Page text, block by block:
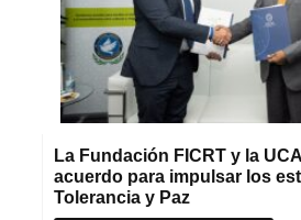
La Fundación FICRT y la
acuerdo para impulsar los
Tolerancia y Paz